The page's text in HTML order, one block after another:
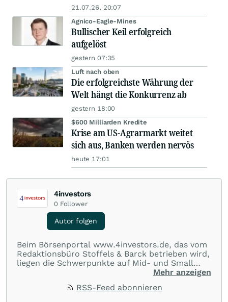
21.07.26, 20:07
Agnico-Eagle-Mines
Bullischer Keil erfolgreich
aufgelöst
gestern 07:35
Luft nach oben
Die erfolgreichste Währung der
Welt hängt die Konkurrenz ab
gestern 18:00
$600 Milliarden Kredite
Krise am US-Agrarmarkt weitet
sich aus, Banken werden nervös
heute 17:01
4investors
0 Follower
Autor folgen
Beim Börsenportal www.4investors.de, das vom
Redaktionsbüro Stoffels & Barck betrieben wird,
liegen die Schwerpunkte auf Mid- und Small
Caps aus dem deutschsprachigen Raum. Der
Notierungsaufnahmen werden besonders genau
Mehr anzeigen
RSS-Feed abonnieren